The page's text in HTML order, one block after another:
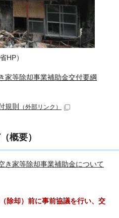
HP）
家等除却事業補助金交付要綱
規則 （外部リンク）
概要）
き家等除却事業補助金について
除却）前に事前協議を行い、交